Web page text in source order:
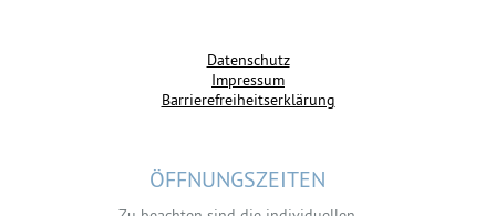
Datenschutz
Impressum
Barrierefreiheitserklärung
ÖFFNUNGSZEITEN